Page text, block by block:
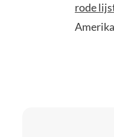
rode